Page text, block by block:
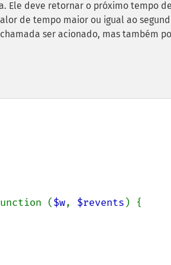
Ele deve retornar o próximo tempo de
de tempo maior ou igual ao
ser acionado, mas também
($w, $revents ) {